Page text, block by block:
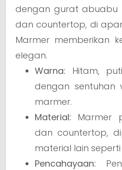
dengan gurat abuabu
dan countertop, di
Marmer memberikan
elegan.
Warna: Hitam,
dengan
marmer.
Material: Marmer
dan countertop,
material lain
Pencahayaan: